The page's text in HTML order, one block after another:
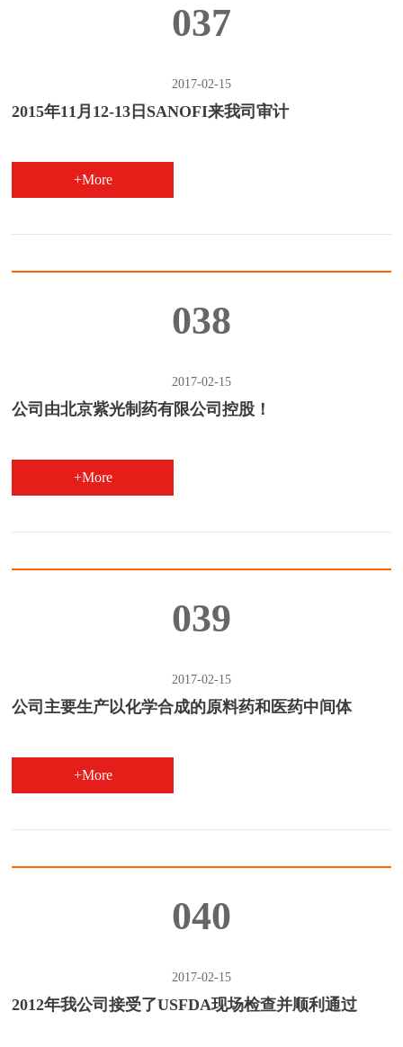
037
2017-02-15
2015年11月12-13日SANOFI来我司审计
+More
038
2017-02-15
公司由北京紫光制药有限公司控股！
+More
039
2017-02-15
公司主要生产以化学合成的原料药和医药中间体
+More
040
2017-02-15
2012年我公司接受了USFDA现场检查并顺利通过